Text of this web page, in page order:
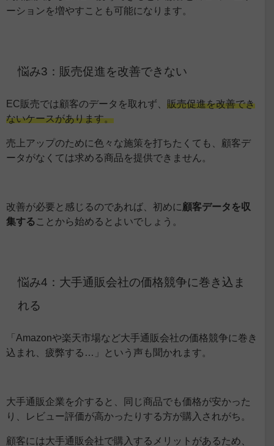
ーションを増やすことも可能になります。
悩み3：販売促進を改善できない
EC販売では顧客のデータを取れず、 販売促進を改善でき
ないケースがあります。
売上アップのために色々な施策を打ちたくても、顧客デ
ータがなくては求める商品を提供できません。
改善が必要と感じるのであれば、初めに顧客データを収
集することから始めるとよいでしょう。
悩み4：大手通販会社の価格競争に巻き込ま
れる
「Amazonや楽天市場など大手通販会社の価格競争に巻き
込まれ、疲弊する…」という声も聞かれます。
大手通販企業を介すると、同じ商品でも価格が安かった
り、レビュー評価が高かったりする方が購入されがち。
顧客には大手通販会社で購入するメリットがあるため、